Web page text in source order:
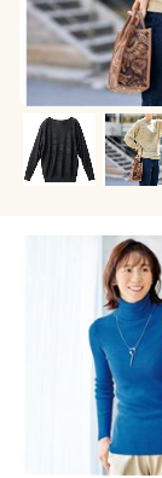
カタログ無料
会員メニュー
マイページ
お気に入り
サポート
ご利用ガイド
こだわり条件
で絞り込む
柄
袖
素